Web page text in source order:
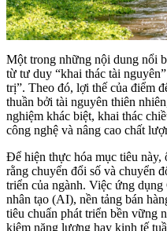
Một trong những nội dung nổi
từ tư duy “khai thác tài
trị”. Theo đó, lợi thế của điểm
thuần bởi tài nguyên thiên
nghiệm khác biệt, khai thác
công nghệ và nâng cao chất
Để hiện thực hóa mục tiêu
rằng chuyển đổi số và chuyển
triển của ngành. Việc ứng
nhân tạo (AI), nền tảng bán
tiêu chuẩn phát triển bền vững
kiệm năng lượng hay kinh tế